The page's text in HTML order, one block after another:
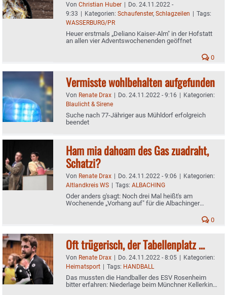
Von Christian Huber | Do. 24.11.2022 -
9:33 | Kategorien: Schaufenster, Schlagzeilen | Tags:
WASSERBURG/PR
Heuer erstmals „Deliano Kaiser-Alm" in der Hofstatt
an allen vier Adventswochenenden geöffnet
0
Vermisste wohlbehalten aufgefunden
Von Renate Drax | Do. 24.11.2022 - 9:16 | Kategorien:
Blaulicht & Sirene
Suche nach 77-Jähriger aus Mühldorf erfolgreich
beendet
Ham mia dahoam des Gas zuadraht,
Schatzi?
Von Renate Drax | Do. 24.11.2022 - 9:06 | Kategorien:
Altlandkreis WS | Tags: ALBACHING
Oder anders g'sagt: Noch drei Mal heißt's am
Wochenende „Vorhang auf" für die Albachinger
0
Oft trügerisch, der Tabellenplatz …
Von Renate Drax | Do. 24.11.2022 - 8:05 | Kategorien:
Heimatsport | Tags: HANDBALL
Das mussten die Handballer des ESV Rosenheim
bitter erfahren: Niederlage beim Münchner Kellerkind